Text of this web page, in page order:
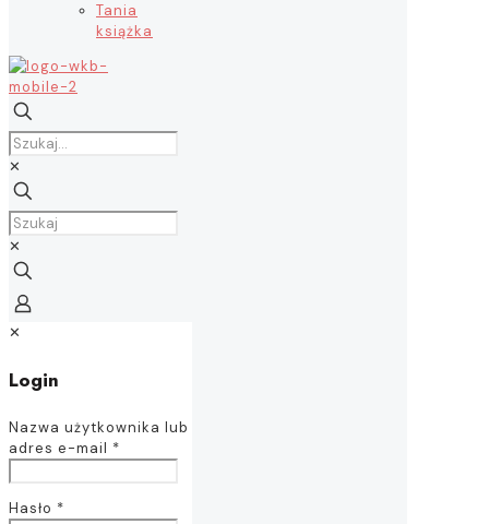
Tania
książka
✕
✕
✕
Login
Nazwa użytkownika lub
adres e-mail *
Hasło *